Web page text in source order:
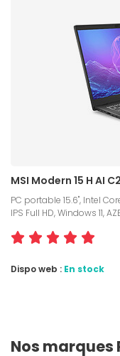
MSI Modern 15 H AI
PC portable 15.6", Intel
IPS Full HD, Windows 11,
Dispo web : En stock
Nos marques